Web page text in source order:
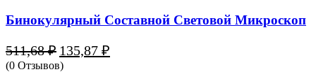
Бинокулярный Составной Световой Микроскоп
511,68₽ Первоначальная
цена
составляла
135,87 ₽
цена:
(0 Отзывов)